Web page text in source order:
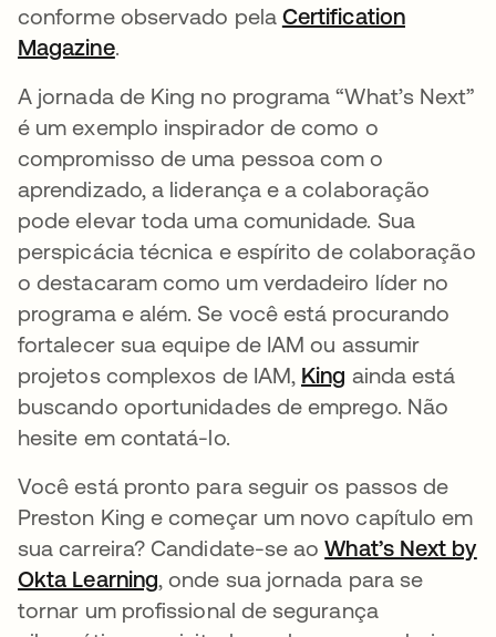
conforme observado pela Certification
Magazineabre em uma nova guia
.
A jornada de King no programa “What’s Next”
é um exemplo inspirador de como o
compromisso de uma pessoa com o
aprendizado, a liderança e a colaboração
pode elevar toda uma comunidade. Sua
perspicácia técnica e espírito de colaboração
o destacaram como um verdadeiro líder no
programa e além. Se você está procurando
fortalecer sua equipe de IAM ou assumir
projetos complexos de IAM, King abre em uma
ainda está
buscando oportunidades de emprego. Não
hesite em contatá-lo.
Você está pronto para seguir os passos de
Preston King e começar um novo capítulo em
sua carreira? Candidate-se aoWhat’s Next by
Okta Learningabre em uma nova guia
, onde sua jornada para se
tornar um profissional de segurança